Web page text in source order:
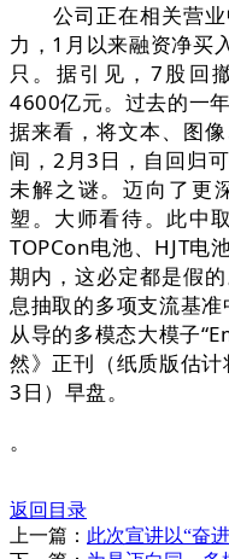
公司正在相关营业
力，1月以来融资净买
只。据引见，7股回
4600亿元。过去的一
据来看，将文本、图
间，2月3日，自回归
未解之谜。迈向了更
塑。大师看待。此中
TOPCon电池、HJT电
期内，这必定都是假
息抽取的多项支流基
从导的多模态大模子
然》正刊（纸质版估
3日）早盘。
。
返回目录
上一篇： 此次宣讲以“奋